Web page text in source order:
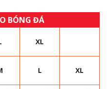
BÓNG ĐÁ
XL
L XL